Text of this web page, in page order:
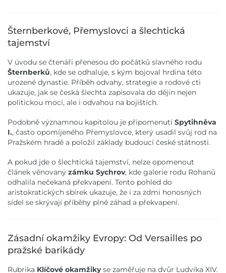
Šternberkové, Přemyslovci a šlechtická
tajemství
V úvodu se čtenáři přenesou do počátků slavného rodu
Šternberků, kde se odhaluje, s kým bojoval hrdina této
urozené dynastie. Příběh odvahy, strategie a rodové cti
ukazuje, jak se česká šlechta zapisovala do dějin nejen
politickou mocí, ale i odvahou na bojištích.
Podobně významnou kapitolou je připomenutí Spytihněva
I., často opomíjeného Přemyslovce, který usadil svůj rod na
Pražském hradě a položil základy budoucí české státnosti.
A pokud jde o šlechtická tajemství, nelze opomenout
článek věnovaný zámku Sychrov, kde galerie rodu Rohanů
odhalila nečekaná překvapení. Tento pohled do
aristokratických sbírek ukazuje, že i za zdmi honosných
sídel se skrývají příběhy plné záhad a překvapení.
Zásadní okamžiky Evropy: Od Versailles po
pražské barikády
Rubrika Klíčové okamžikyse zaměřuje na dvůr Ludvíka XIV.